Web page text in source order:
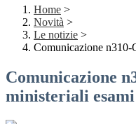
Home >
Novità >
Le notizie >
Comunicazione n310-
Comunicazione
ministeriali